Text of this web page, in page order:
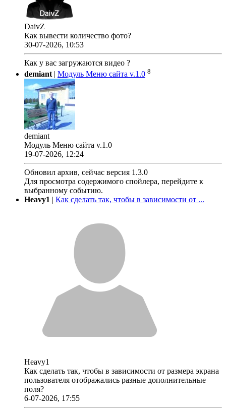
DaivZ
Как вывести количество фото?
30-07-2026, 10:53
Как у вас загружаются видео ?
demiant | Модуль Меню сайта v.1.0 8
demiant
Модуль Меню сайта v.1.0
19-07-2026, 12:24
Обновил архив, сейчас версия 1.3.0
Для просмотра содержимого спойлера, перейдите к
выбранному событию.
Heavy1 | Как сделать так, чтобы в зависимости от ...
Heavy1
Как сделать так, чтобы в зависимости от размера экрана
пользователя отображались разные дополнительные
поля?
6-07-2026, 17:55